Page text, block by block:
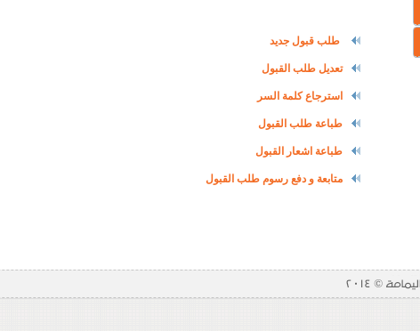
طلب قبول جديد
تعديل طلب القبول
استرجاع كلمة السر
طباعة طلب القبول
طباعة اشعار القبول
متابعة و دفع رسوم طلب القبول